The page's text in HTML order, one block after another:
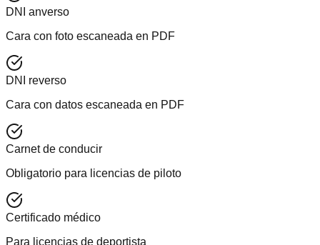
DNI anverso
Cara con foto escaneada en PDF
DNI reverso
Cara con datos escaneada en PDF
Carnet de conducir
Obligatorio para licencias de piloto
Certificado médico
Para licencias de deportista